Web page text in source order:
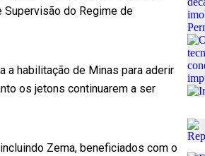
Supervisão do Regime de
a habilitação de Minas para aderir
os jetons continuarem a ser
Zema, beneficiados com o